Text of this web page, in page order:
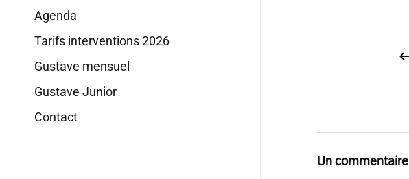
Agenda
Tarifs interventions 2026
Gustave mensuel
Gustave Junior
Contact
Un commentaire